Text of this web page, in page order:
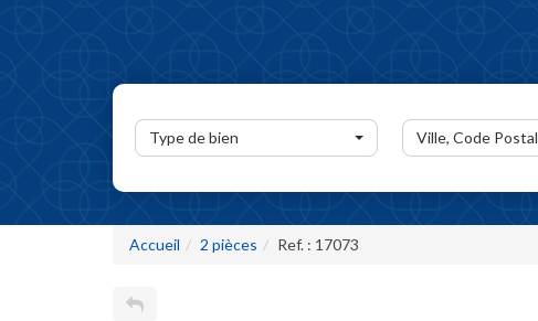
Type de bien Ville, Code Postal
Accueil 2 pièces Ref. : 17073